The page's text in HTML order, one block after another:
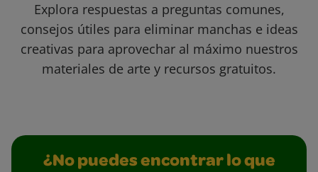
Explora respuestas a preguntas comunes,
consejos útiles para eliminar manchas e ideas
creativas para aprovechar al máximo nuestros
materiales de arte y recursos gratuitos.
¿No puedes encontrar lo que